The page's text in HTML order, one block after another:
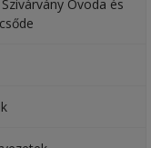
Óvoda és